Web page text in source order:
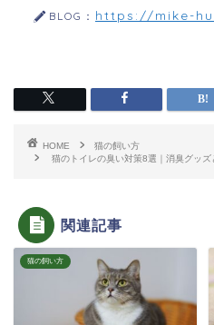
BLOG： https://mike-
HOME
猫の飼い方
猫のトイレの臭い対策8選｜消臭グッズ
関連記事
猫の飼い方